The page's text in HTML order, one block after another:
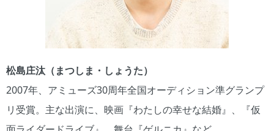
松島庄汰（まつしま・しょうた）
2007年、アミューズ30周年全国オーディション準グランプ
リ受賞。主な出演に、映画『わたしの幸せな結婚』、『仮